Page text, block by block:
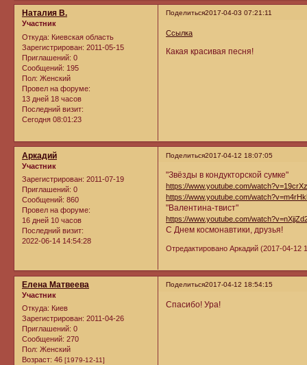
Поделиться2017-04-03 07:21:11
Наталия В.
Участник
Откуда: Киевская область
Зарегистрирован: 2011-05-15
Приглашений: 0
Сообщений: 195
Пол: Женский
Провел на форуме:
13 дней 18 часов
Последний визит:
Сегодня 08:01:23
Ссылка
Какая красивая песня!
Поделиться2017-04-12 18:07:05
Аркадий
Участник
Зарегистрирован: 2011-07-19
Приглашений: 0
Сообщений: 860
Провел на форуме:
16 дней 10 часов
Последний визит:
2022-06-14 14:54:28
"Звёзды в кондукторской сумке"
https://www.youtube.com/
https://www.youtube.com/
"Валентина-твист"
https://www.youtube.com/
С Днем космонавтики, друзья!
Отредактировано Аркадий (2017-04-12
Поделиться2017-04-12 18:54:15
Елена Матвеева
Участник
Откуда: Киев
Зарегистрирован: 2011-04-26
Приглашений: 0
Сообщений: 270
Пол: Женский
Возраст: 46 [1979-12-11]
Спасибо! Ура!